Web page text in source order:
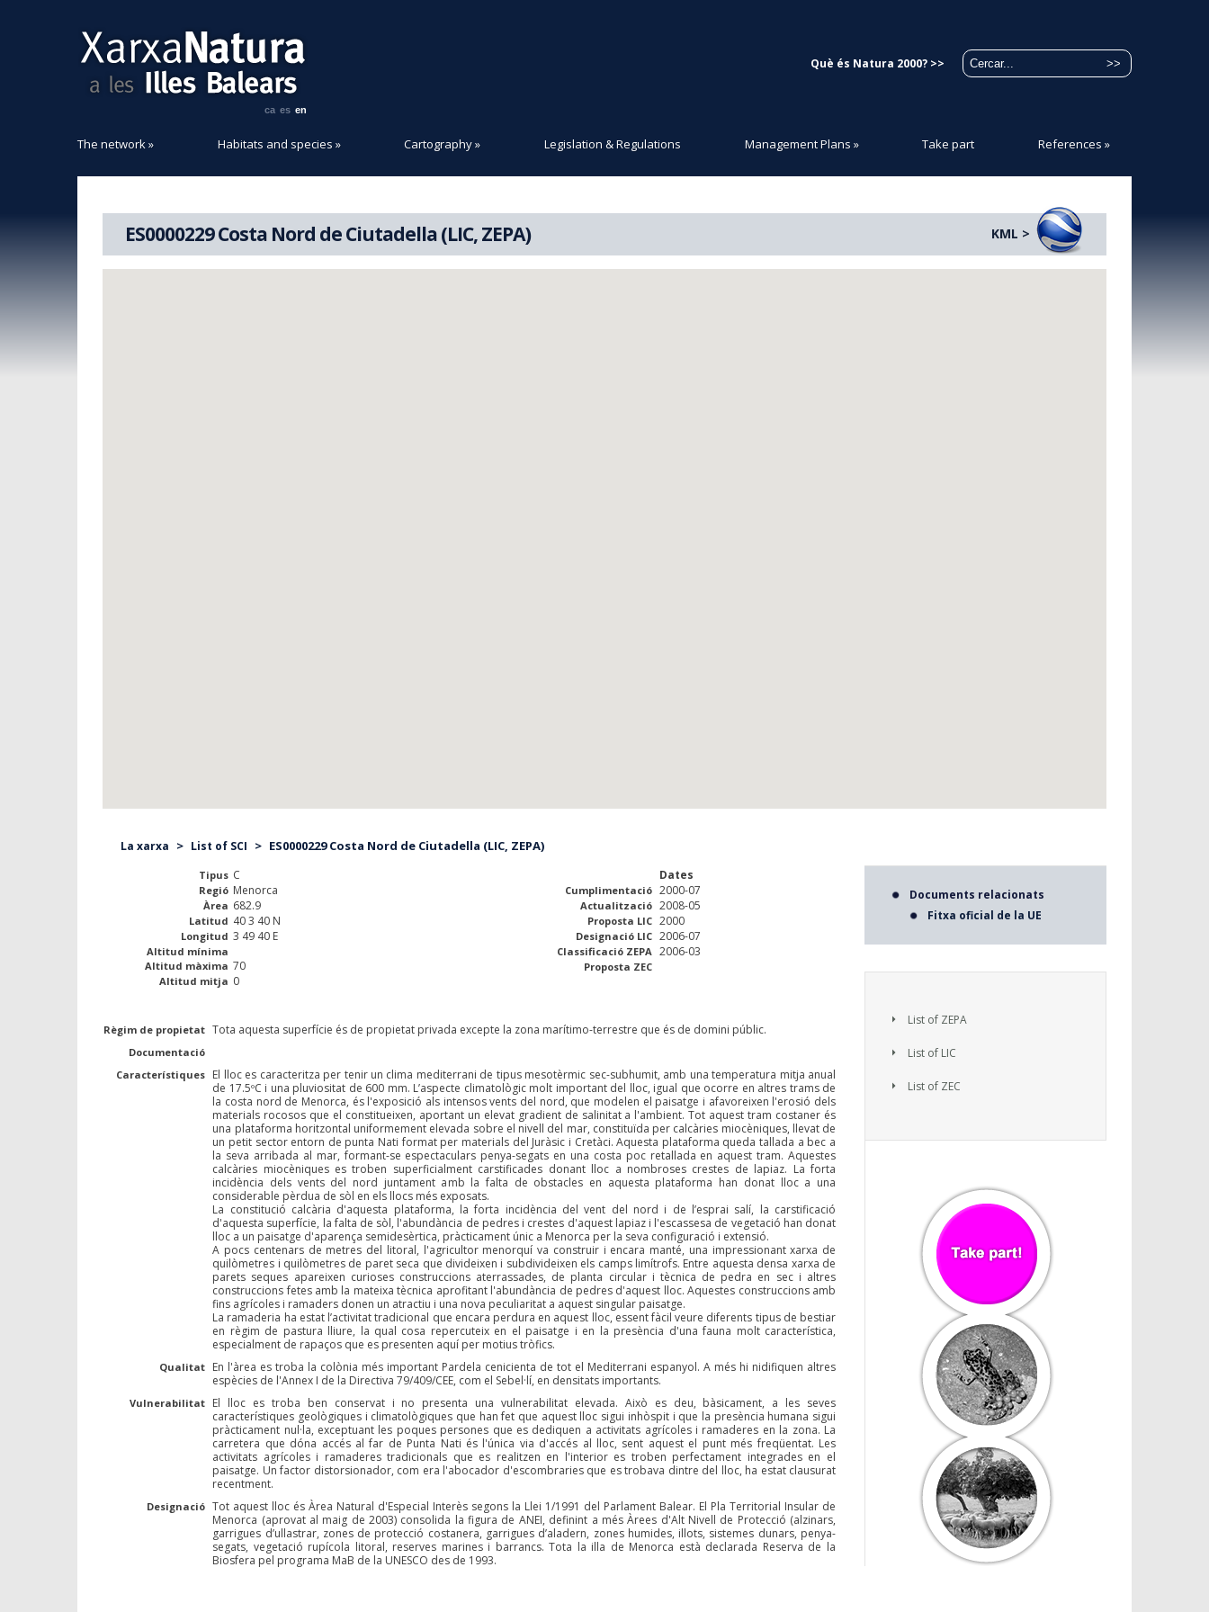
ca es en
Què és Natura 2000? >>
The network» Habitats and species » Cartography» Legislation & Regulations Management Plans » Take part References »
ES0000229 Costa Nord de Ciutadella (LIC, ZEPA) KML >
La xarxa > List of SCI > ES0000229 Costa Nord de Ciutadella (LIC, ZEPA)
Tipus C
Regió Menorca
Àrea 682.9
Latitud 40 3 40 N
Longitud 3 49 40 E
Altitud mínima
Altitud màxima 70
Altitud mitja 0
Dates
Cumplimentació 2000-07
Actualització 2008-05
Proposta LIC 2000
Designació LIC 2006-07
Classificació ZEPA 2006-03
Proposta ZEC
Règim de propietat Tota aquesta superfície és de propietat privada excepte la zona marítimo-terrestre que és de domini públic.
Documentació
Característiques El lloc es caracteritza per tenir un clima mediterrani de tipus mesotèrmic sec-subhumit, amb una temperatura mitja anual
de 17.5ºC i una pluviositat de 600 mm. L’aspecte climatològic molt important del lloc, igual que ocorre en altres trams de
la costa nord de Menorca, és l'exposició als intensos vents del nord, que modelen el paisatge i afavoreixen l'erosió dels
materials rocosos que el constitueixen, aportant un elevat gradient de salinitat a l'ambient. Tot aquest tram costaner és
una plataforma horitzontal uniformement elevada sobre el nivell del mar, constituïda per calcàries miocèniques, llevat de
un petit sector entorn de punta Nati format per materials del Juràsic i Cretàci. Aquesta plataforma queda tallada a bec a
la seva arribada al mar, formant-se espectaculars penya-segats en una costa poc retallada en aquest tram. Aquestes
calcàries miocèniques es troben superficialment carstificades donant lloc a nombroses crestes de lapiaz. La forta
incidència dels vents del nord juntament amb la falta de obstacles en aquesta plataforma han donat lloc a una
considerable pèrdua de sòl en els llocs més exposats.
La constitució calcària d'aquesta plataforma, la forta incidència del vent del nord i de l’esprai salí, la carstificació
d'aquesta superfície, la falta de sòl, l'abundància de pedres i crestes d'aquest lapiaz i l'escassesa de vegetació han donat
lloc a un paisatge d'aparença semidesèrtica, pràcticament únic a Menorca per la seva configuració i extensió.
A pocs centenars de metres del litoral, l'agricultor menorquí va construir i encara manté, una impressionant xarxa de
quilòmetres i quilòmetres de paret seca que divideixen i subdivideixen els camps limítrofs. Entre aquesta densa xarxa de
parets seques apareixen curioses construccions aterrassades, de planta circular i tècnica de pedra en sec i altres
construccions fetes amb la mateixa tècnica aprofitant l'abundància de pedres d'aquest lloc. Aquestes construccions amb
fins agrícoles i ramaders donen un atractiu i una nova peculiaritat a aquest singular paisatge.
La ramaderia ha estat l’activitat tradicional que encara perdura en aquest lloc, essent fàcil veure diferents tipus de bestiar
en règim de pastura lliure, la qual cosa repercuteix en el paisatge i en la presència d'una fauna molt característica,
especialment de rapaços que es presenten aquí per motius tròfics.
Qualitat En l'àrea es troba la colònia més important Pardela cenicienta de tot el Mediterrani espanyol. A més hi nidifiquen altres
espècies de l'Annex I de la Directiva 79/409/CEE, com el Sebel·lí, en densitats importants.
Vulnerabilitat El lloc es troba ben conservat i no presenta una vulnerabilitat elevada. Això es deu, bàsicament, a les seves
característiques geològiques i climatològiques que han fet que aquest lloc sigui inhòspit i que la presència humana sigui
pràcticament nul·la, exceptuant les poques persones que es dediquen a activitats agrícoles i ramaderes en la zona. La
carretera que dóna accés al far de Punta Nati és l'única via d'accés al lloc, sent aquest el punt més freqüentat. Les
activitats agrícoles i ramaderes tradicionals que es realitzen en l'interior es troben perfectament integrades en el
paisatge. Un factor distorsionador, com era l'abocador d'escombraries que es trobava dintre del lloc, ha estat clausurat
recentment.
Designació Tot aquest lloc és Àrea Natural d'Especial Interès segons la Llei 1/1991 del Parlament Balear. El Pla Territorial Insular de
Menorca (aprovat al maig de 2003) consolida la figura de ANEI, definint a més Àrees d'Alt Nivell de Protecció (alzinars,
garrigues d’ullastrar, zones de protecció costanera, garrigues d’aladern, zones humides, illots, sistemes dunars, penya-
segats, vegetació rupícola litoral, reserves marines i barrancs. Tota la illa de Menorca està declarada Reserva de la
Biosfera pel programa MaB de la UNESCO des de 1993.
Documents relacionats
Fitxa oficial de la UE
List of ZEPA
List of LIC
List of ZEC